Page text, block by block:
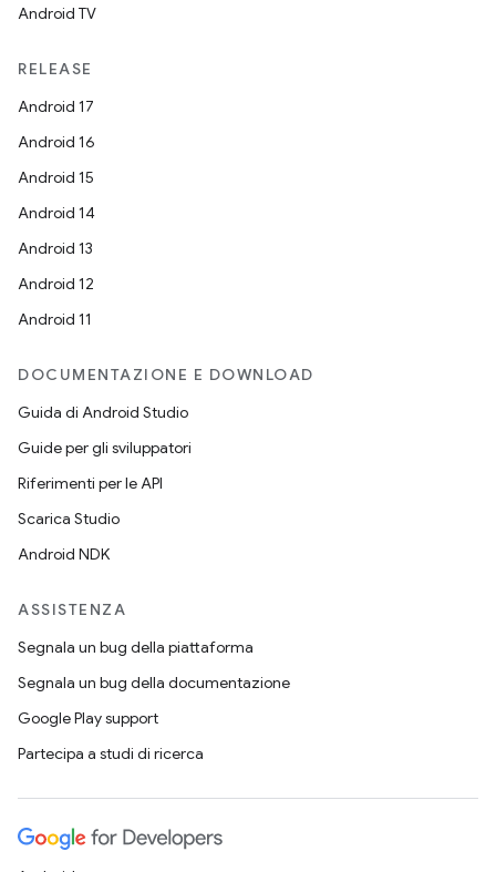
Android TV
RELEASE
Android 17
Android 16
Android 15
Android 14
Android 13
Android 12
Android 11
DOCUMENTAZIONE E DOWNLOAD
Guida di Android Studio
Guide per gli sviluppatori
Riferimenti per le API
Scarica Studio
Android NDK
ASSISTENZA
Segnala un bug della piattaforma
Segnala un bug della documentazione
Google Play support
Partecipa a studi di ricerca